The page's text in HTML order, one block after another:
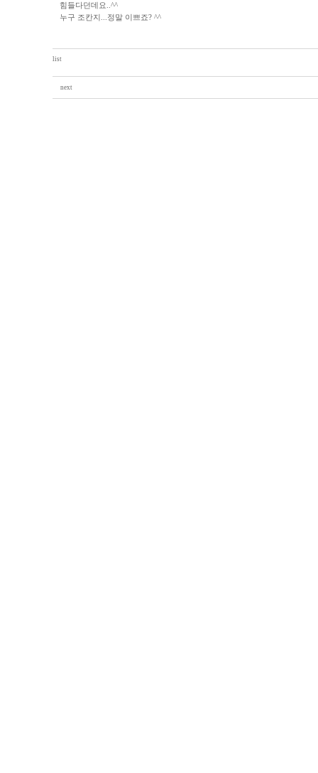
힘들다던데요..^^
누구 조칸지...정말 이쁘죠? ^^
list
next